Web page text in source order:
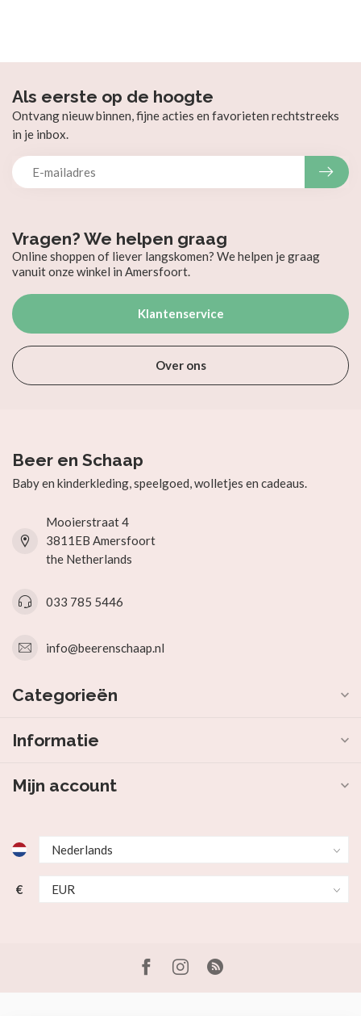
Vragen? We helpen graag
Online shoppen of liever langskomen? We helpen je graag
vanuit onze winkel in Amersfoort.
Klantenservice
Over ons
Als eerste op de hoogte
Ontvang nieuw binnen, fijne acties en favorieten rechtstreeks
in je inbox.
Beer en Schaap
Baby en kinderkleding, speelgoed, wolletjes en cadeaus.
Mooierstraat 4
3811EB Amersfoort
the Netherlands
033 785 5446
info@beerenschaap.nl
Categorieën
Informatie
Mijn account
€